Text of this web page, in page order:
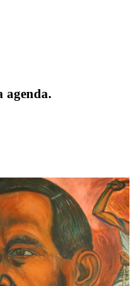
agenda.